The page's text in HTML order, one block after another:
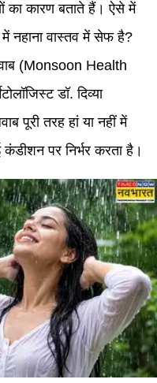
का कारण बताते हैं। ऐसे में
में नहाना वास्तव में सेफ है?
(Monsoon Health
डॉ. दिव्या
पूरी तरह हां या नहीं में
पर निर्भर करता है।